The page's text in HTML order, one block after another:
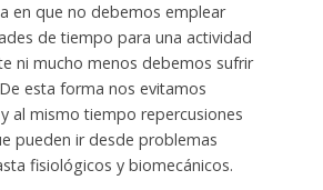
en que no debemos emplear
de tiempo para una actividad
ni mucho menos debemos sufrir
esta forma nos evitamos
al mismo tiempo repercusiones
pueden ir desde problemas
fisiológicos y biomecánicos.